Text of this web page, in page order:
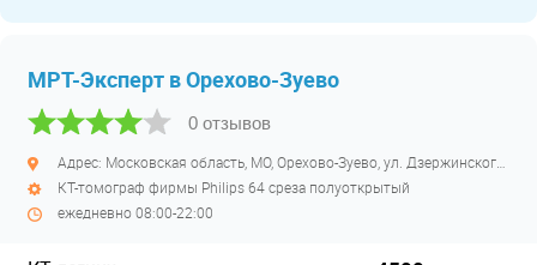
МРТ-Эксперт в Орехово-Зуево
0 отзывов
КТ-томограф фирмы Philips 64 среза полуоткрытый
ежедневно 08:00-22:00